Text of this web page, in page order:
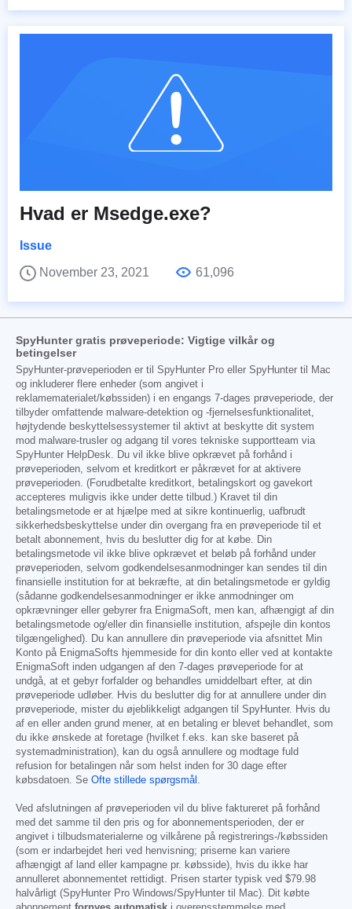
Hvad er Msedge.exe?
Issue
November 23, 2021
61,096
SpyHunter gratis prøveperiode: Vigtige vilkår og
betingelser
SpyHunter-prøveperioden er til SpyHunter Pro eller SpyHunter til Mac
og inkluderer flere enheder (som angivet i
reklamematerialet/købssiden) i en engangs 7-dages prøveperiode, der
tilbyder omfattende malware-detektion og -fjernelsesfunktionalitet,
højtydende beskyttelsessystemer til aktivt at beskytte dit system
mod malware-trusler og adgang til vores tekniske supportteam via
SpyHunter HelpDesk. Du vil ikke blive opkrævet på forhånd i
prøveperioden, selvom et kreditkort er påkrævet for at aktivere
prøveperioden. (Forudbetalte kreditkort, betalingskort og gavekort
accepteres muligvis ikke under dette tilbud.) Kravet til din
betalingsmetode er at hjælpe med at sikre kontinuerlig, uafbrudt
sikkerhedsbeskyttelse under din overgang fra en prøveperiode til et
betalt abonnement, hvis du beslutter dig for at købe. Din
betalingsmetode vil ikke blive opkrævet et beløb på forhånd under
prøveperioden, selvom godkendelsesanmodninger kan sendes til din
finansielle institution for at bekræfte, at din betalingsmetode er gyldig
(sådanne godkendelsesanmodninger er ikke anmodninger om
opkrævninger eller gebyrer fra EnigmaSoft, men kan, afhængigt af din
betalingsmetode og/eller din finansielle institution, afspejle din kontos
tilgængelighed). Du kan annullere din prøveperiode via afsnittet Min
Konto på EnigmaSofts hjemmeside for din konto eller ved at kontakte
EnigmaSoft inden udgangen af den 7-dages prøveperiode for at
undgå, at et gebyr forfalder og behandles umiddelbart efter, at din
prøveperiode udløber. Hvis du beslutter dig for at annullere under din
prøveperiode, mister du øjeblikkeligt adgangen til SpyHunter. Hvis du
af en eller anden grund mener, at en betaling er blevet behandlet, som
du ikke ønskede at foretage (hvilket f.eks. kan ske baseret på
systemadministration), kan du også annullere og modtage fuld
refusion for betalingen når som helst inden for 30 dage efter
købsdatoen. Se Ofte stillede spørgsmål
Ved afslutningen af prøveperioden vil du blive faktureret på forhånd
med det samme til den pris og for abonnementsperioden, der er
angivet i tilbudsmaterialerne og vilkårene på registrerings-/købssiden
(som er indarbejdet heri ved henvisning; priserne kan variere
afhængigt af land eller kampagne pr. købsside), hvis du ikke har
annulleret abonnementet rettidigt. Prisen starter typisk ved $79.98
halvårligt (SpyHunter Pro Windows/SpyHunter til Mac). Dit købte